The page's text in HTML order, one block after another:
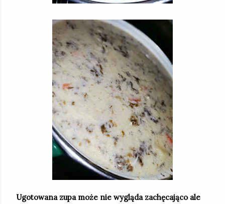
Ugotowana zupa może nie wygląda zachęcająco ale